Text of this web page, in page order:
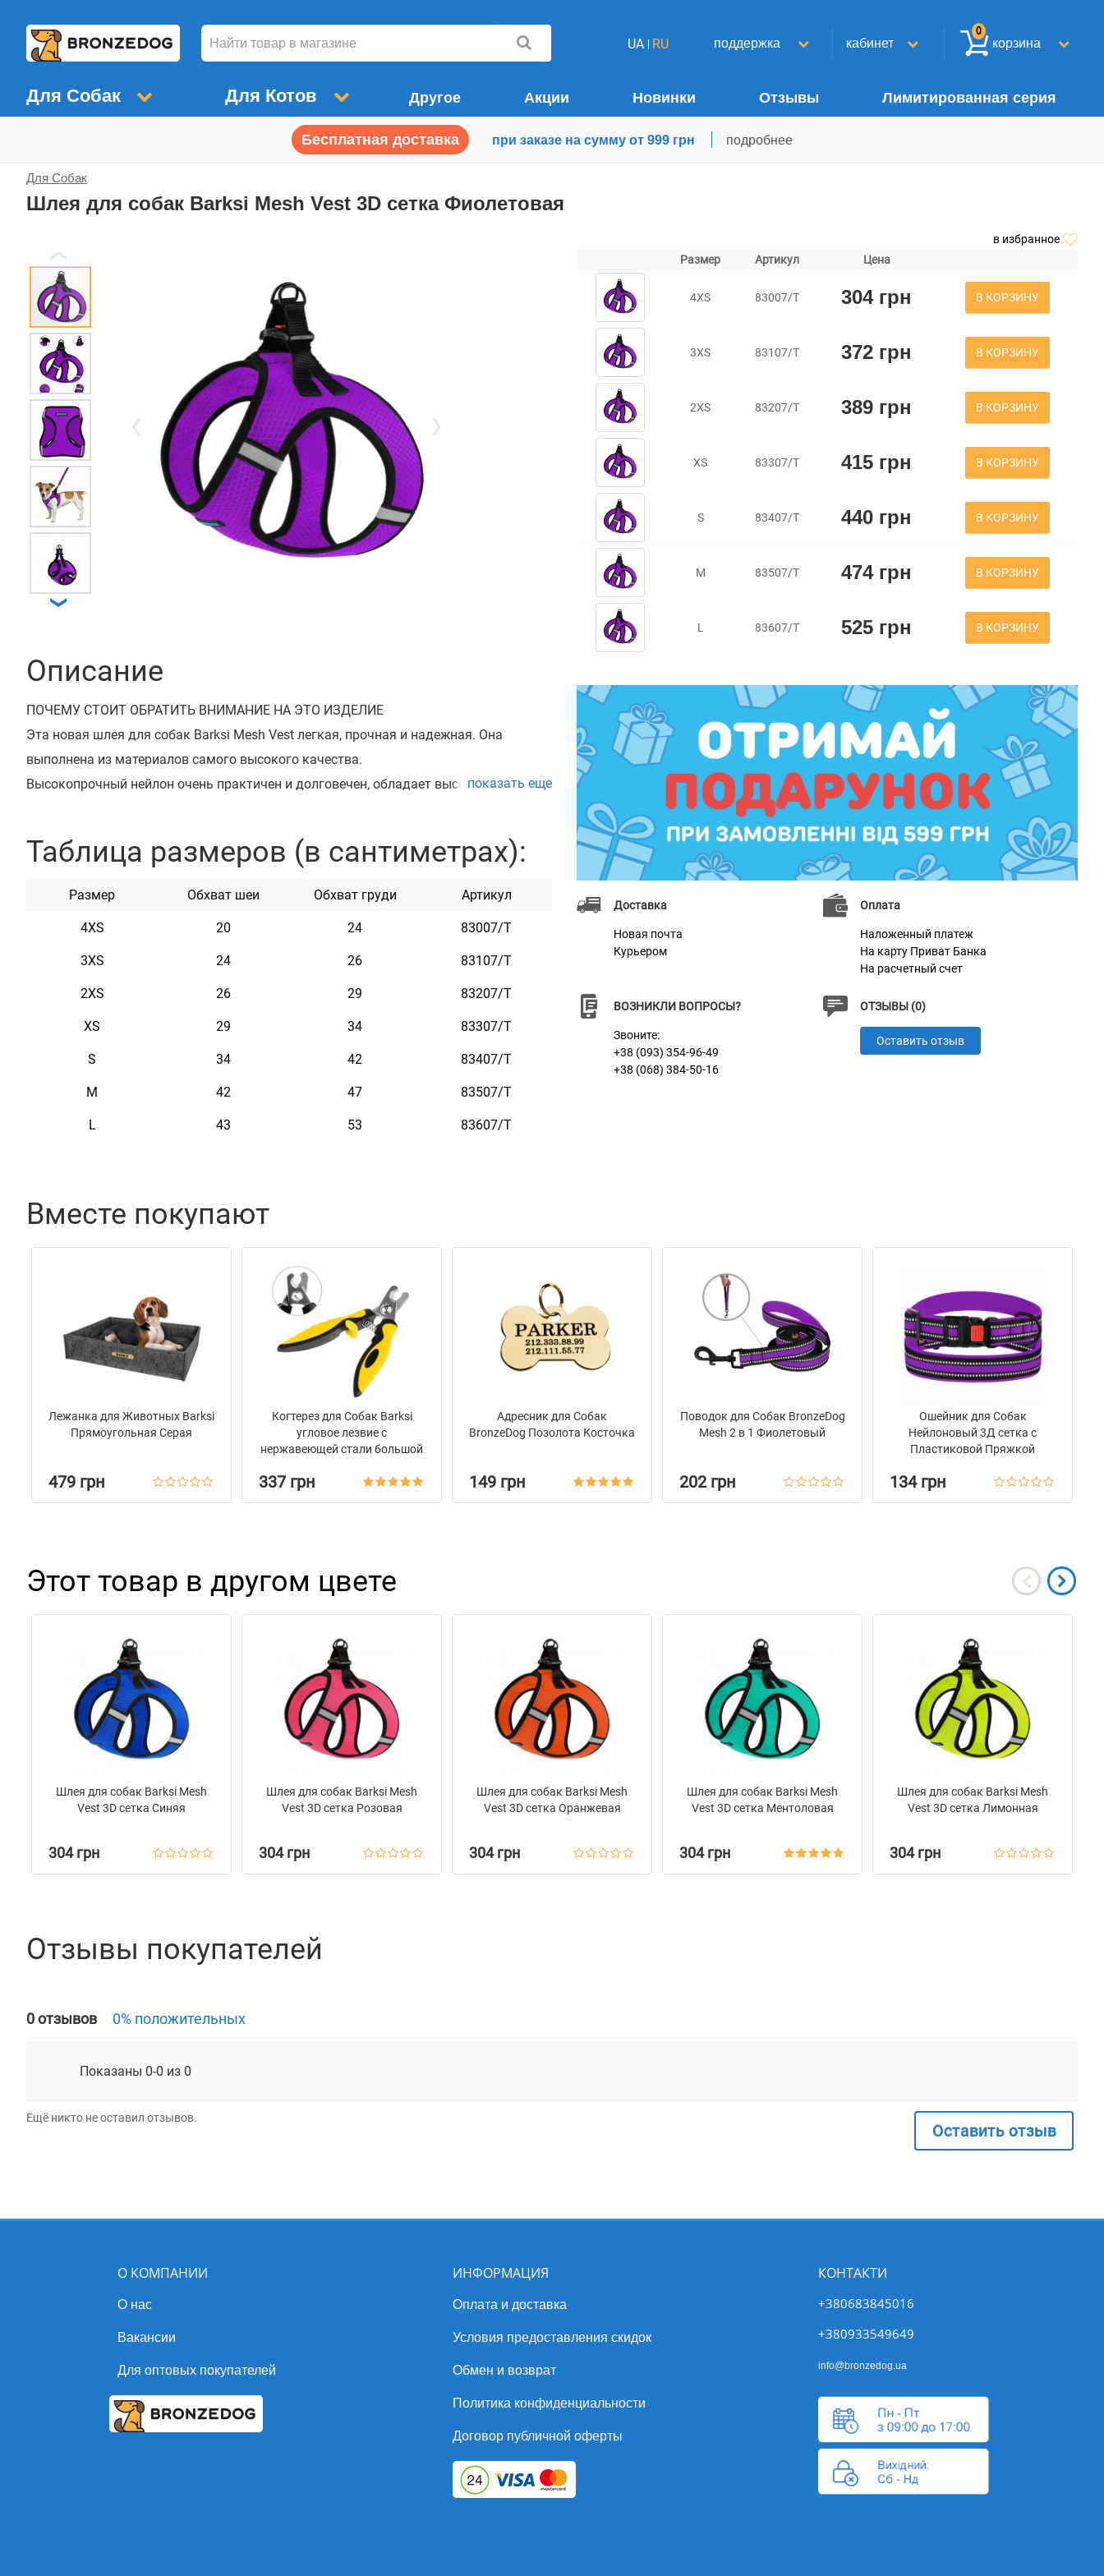
UA RU поддержка кабинет корзина
0
Для Собак Для Котов Другое Акции Новинки Отзывы Лимитированная серия
Бесплатная доставка при заказе на сумму от 999 грн подробнее
Для Собак
Шлея для собак Barksi Mesh Vest 3D сетка Фиолетовая
в избранное
❯
Описание
ПОЧЕМУ СТОИТ ОБРАТИТЬ ВНИМАНИЕ НА ЭТО ИЗДЕЛИЕ
Эта новая шлея для собак Barksi Mesh Vest легкая, прочная и надежная. Она
выполнена из материалов самого высокого качества.
Высокопрочный нейлон очень практичен и долговечен, обладает высокой
размеру. Шлея укомплектована высококачественной пластиковой пряжкой.
содержат рефлекторные вставки в четырех точках, они практичны и неприхотливы
ДЛЯ КОГО
размер необходимый питомцу. Доступна в семи цветах и в семи размерах.
Характеристики
Цвет Фиолетовый
показать еще
Таблица размеров (в сантиметрах):
Размер Обхват шеи Обхват груди Артикул
4XS 20 24 83007/Т
3XS 24 26 83107/Т
2XS 26 29 83207/Т
XS 29 34 83307/Т
S 34 42 83407/Т
M 42 47 83507/Т
L 43 53 83607/Т
Размер Артикул Цена
4XS 83007/Т 304 грн В КОРЗИНУ
3XS 83107/Т 372 грн В КОРЗИНУ
2XS 83207/Т 389 грн В КОРЗИНУ
XS 83307/Т 415 грн В КОРЗИНУ
S 83407/Т 440 грн В КОРЗИНУ
M 83507/Т 474 грн В КОРЗИНУ
L 83607/Т 525 грн В КОРЗИНУ
Доставка
Новая почта
Курьером
Оплата
Наложенный платеж
На карту Приват Банка
На расчетный счет
ВОЗНИКЛИ ВОПРОСЫ?
Звоните:
+38 (093) 354-96-49
+38 (068) 384-50-16
ОТЗЫВЫ (0)
Оставить отзыв
Вместе покупают
Лежанка для Животных Barksi
Прямоугольная Серая
479 грн
Когтерез для Собак Barksi
угловое лезвие с
нержавеющей стали большой
337 грн
Адресник для Собак
BronzeDog Позолота Косточка
149 грн
Поводок для Собак BronzeDog
Mesh 2 в 1 Фиолетовый
202 грн
Ошейник для Собак
Нейлоновый 3Д сетка c
Пластиковой Пряжкой
134 грн
Этот товар в другом цвете
Шлея для собак Barksi Mesh
Vest 3D сетка Синяя
304 грн
Шлея для собак Barksi Mesh
Vest 3D сетка Розовая
304 грн
Шлея для собак Barksi Mesh
Vest 3D сетка Оранжевая
304 грн
Шлея для собак Barksi Mesh
Vest 3D сетка Ментоловая
304 грн
Шлея для собак Barksi Mesh
Vest 3D сетка Лимонная
304 грн
Отзывы покупателей
0 отзывов 0% положительных
Показаны 0-0 из 0
Ещё никто не оставил отзывов.
Оставить отзыв
О КОМПАНИИ
О нас
Вакансии
Для оптовых покупателей
ИНФОРМАЦИЯ
Оплата и доставка
Условия предоставления скидок
Обмен и возврат
Политика конфиденциальности
Договор публичной оферты
КОНТАКТИ
+380683845016
+380933549649
info@bronzedog.ua